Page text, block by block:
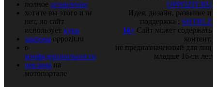
полное оглавление
хотите вы этого или
нет, но сайт
использует куки
закрома oppozit.ru
о
конфиденциальности
реклама на
мотопортале
OPPOZIT.RU
Идея, дизайн, развитие и
поддержка : SHTRLZ
16+ Сайт может содержать
контент,
не предназначенный для лиц
младше 16-ти лет